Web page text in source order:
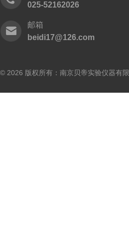
025-52162026
邮箱
beidi17@126.com
© 2026 版权所有：南京贝帝实验仪器有